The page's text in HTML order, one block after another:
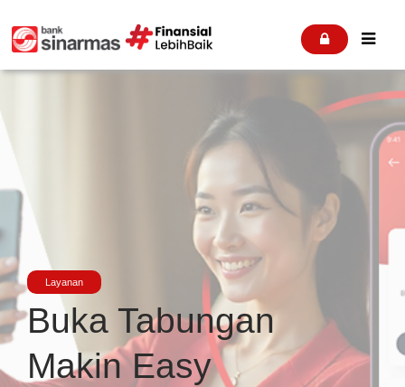
 
Layanan
Buka Tabungan
Makin Easy